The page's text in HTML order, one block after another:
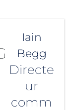
Iain
Begg
Directe
ur
comm